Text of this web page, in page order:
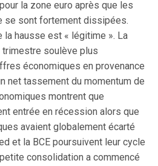
la zone euro après que les
se sont fortement dissipées.
hausse est « légitime ». La
soulève plus
économiques en provenance
net tassement du momentum de
montrent que
entrée en récession alors que
avaient globalement écarté
et la BCE poursuivent leur cycle
consolidation a commencé